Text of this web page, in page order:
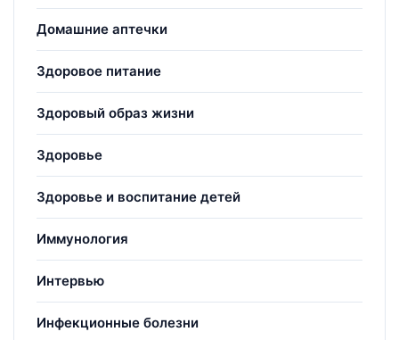
Домашние аптечки
Здоровое питание
Здоровый образ жизни
Здоровье
Здоровье и воспитание детей
Иммунология
Интервью
Инфекционные болезни